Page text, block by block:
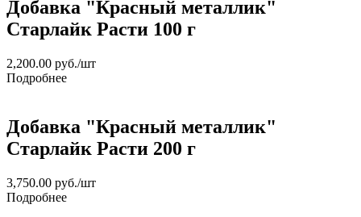
Добавка "Красный металлик"
Старлайк Расти 100 г
2,200.00 руб./шт
Подробнее
Добавка "Красный металлик"
Старлайк Расти 200 г
3,750.00 руб./шт
Подробнее